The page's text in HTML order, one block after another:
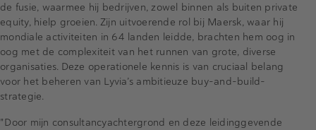
de fusie, waarmee hij bedrijven, zowel binnen als buiten private
equity, hielp groeien. Zijn uitvoerende rol bij Maersk, waar hij
mondiale activiteiten in 64 landen leidde, brachten hem oog in
oog met de complexiteit van het runnen van grote, diverse
organisaties. Deze operationele kennis is van cruciaal belang
voor het beheren van Lyvia’s ambitieuze buy-and-build-
strategie.
"Door mijn consultancyachtergrond en deze leidinggevende